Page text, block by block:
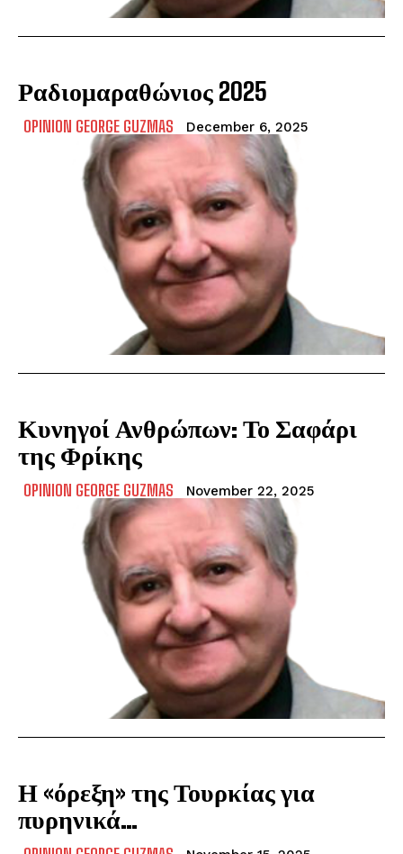
Ραδιομαραθώνιος 2025
OPINION GEORGE GUZMAS December 6, 2025
Κυνηγοί Ανθρώπων: Το Σαφάρι
της Φρίκης
OPINION GEORGE GUZMAS November 22, 2025
Η «όρεξη» της Τουρκίας για
πυρηνικά…